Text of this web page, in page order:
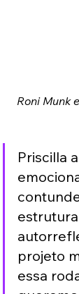
Roni Munk
Priscilla
projeto
essa